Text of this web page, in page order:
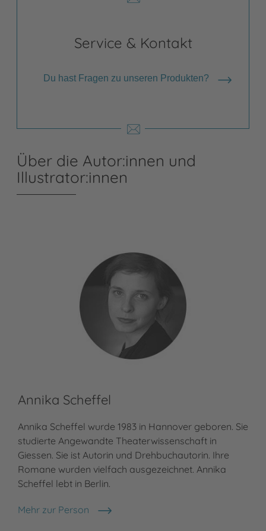
Service & Kontakt
Du hast Fragen zu unseren Produkten?
Über die Autor:innen und
Illustrator:innen
Annika Scheffel
Annika Scheffel wurde 1983 in Hannover geboren. Sie
studierte Angewandte Theaterwissenschaft in
Giessen. Sie ist Autorin und Drehbuchautorin. Ihre
Romane wurden vielfach ausgezeichnet. Annika
Scheffel lebt in Berlin.
Mehr zur Person
Annika Scheffel